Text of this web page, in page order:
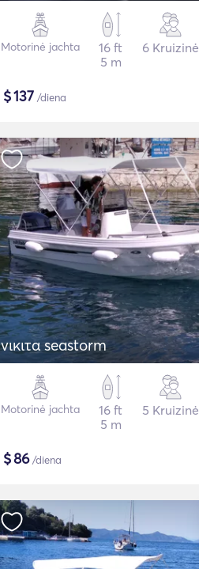
Motorinė jachta
16 ft
5 m
6 Kruizinė
$137 /diena
νικιτα seastorm
Motorinė jachta
16 ft
5 m
5 Kruizinė
$86/diena